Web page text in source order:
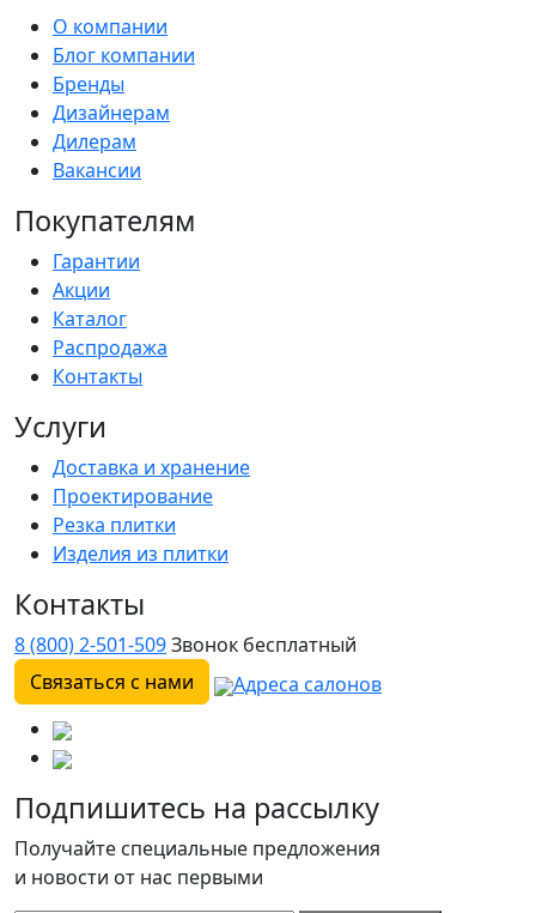
О компании
Блог компании
Бренды
Дизайнерам
Дилерам
Вакансии
Покупателям
Гарантии
Акции
Каталог
Распродажа
Контакты
Услуги
Доставка и хранение
Проектирование
Резка плитки
Изделия из плитки
Контакты
8 (800) 2-501-509Звонок бесплатный
Связаться с нами
Адреса салонов
Подпишитесь на рассылку
Получайте специальные предложения
и новости от нас первыми